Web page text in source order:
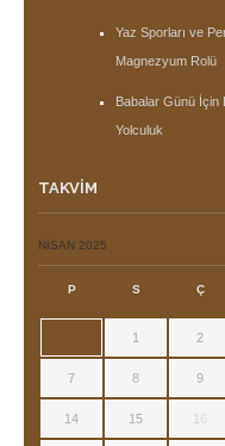
Yaz Sporları ve
Magnezyum Rolü
Babalar Günü İçin
Yolculuk
TAKVIM
NISAN 2025
P S Ç
1 2
7 8 9
14 15 16